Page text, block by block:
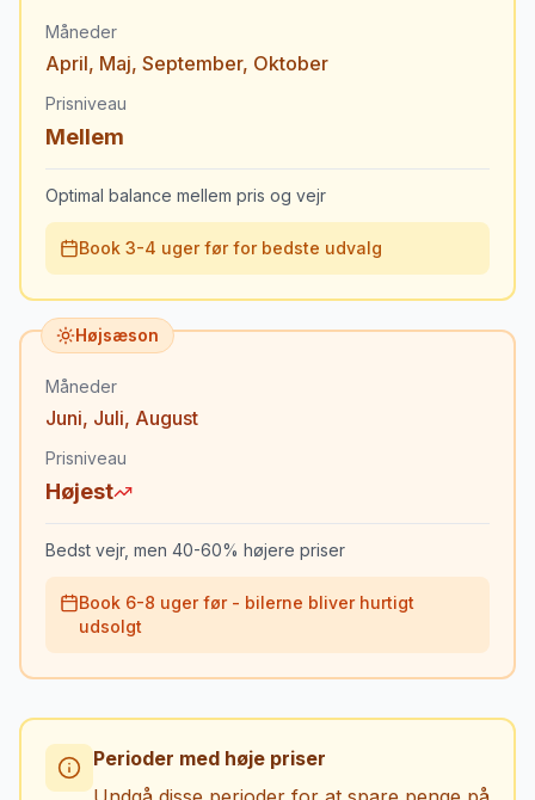
Måneder
April, Maj, September, Oktober
Prisniveau
Mellem
Optimal balance mellem pris og vejr
Book 3-4 uger før for bedste udvalg
Højsæson
Måneder
Juni, Juli, August
Prisniveau
Højest
Bedst vejr, men 40-60% højere priser
Book 6-8 uger før - bilerne bliver hurtigt
udsolgt
Perioder med høje priser